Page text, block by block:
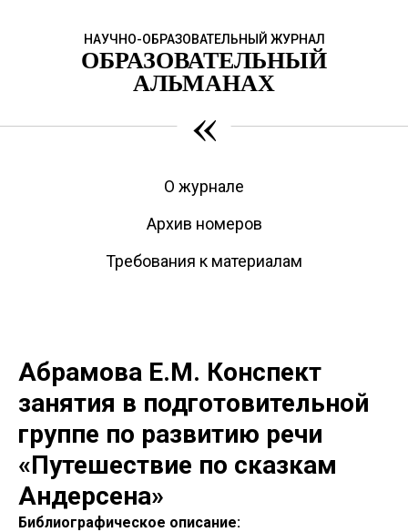
НАУЧНО-ОБРАЗОВАТЕЛЬНЫЙ ЖУРНАЛ
ОБРАЗОВАТЕЛЬНЫЙ
АЛЬМАНАХ
«
О журнале
Архив номеров
Требования к материалам
Абрамова Е.М. Конспект
занятия в подготовительной
группе по развитию речи
«Путешествие по сказкам
Андерсена»
Библиографическое описание: